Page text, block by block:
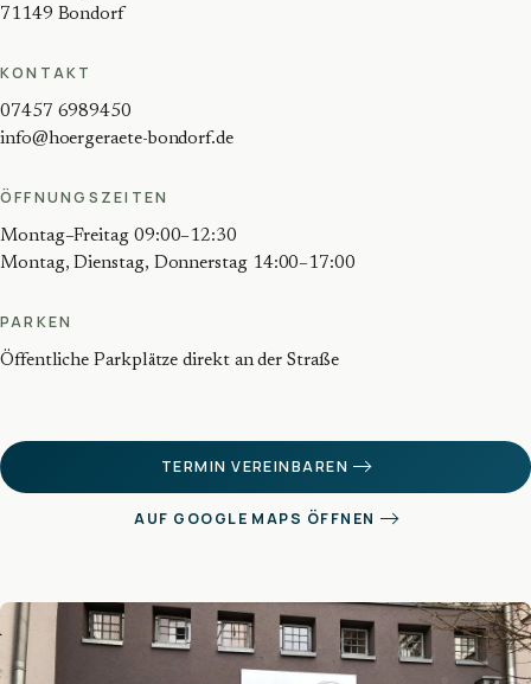
71149 Bondorf
KONTAKT
07457 6989450
info@hoergeraete-bondorf.de
ÖFFNUNGSZEITEN
Montag–Freitag 09:00–12:30
Montag, Dienstag, Donnerstag 14:00–17:00
PARKEN
Öffentliche Parkplätze direkt an der Straße
TERMIN VEREINBAREN
AUF GOOGLE MAPS ÖFFNEN